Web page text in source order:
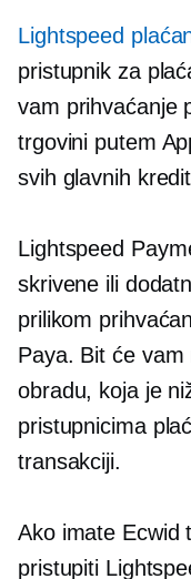
Lightspeed
pristupnik za
vam prihvaćanje
trgovini putem
svih glavnih
Lightspeed
skrivene ili
prilikom
Paya. Bit će
obradu, koja je
pristupnicima
transakciji.
Ako imate Ecwid
pristupiti